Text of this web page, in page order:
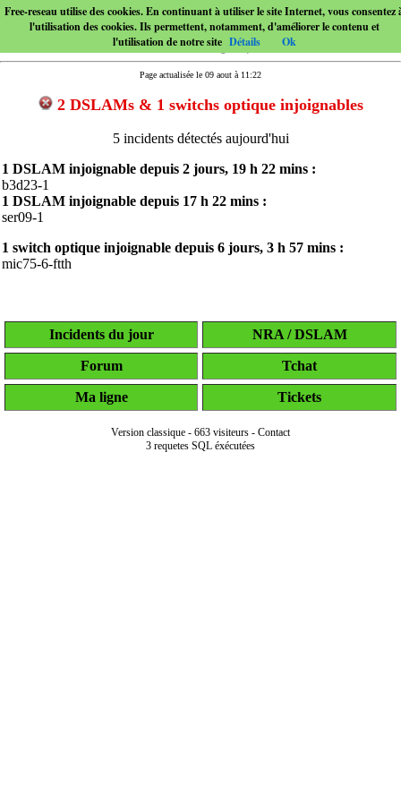
Page actualisée le 09 aout à 11:22
2 DSLAMs & 1 switchs optique injoignables
5 incidents détectés aujourd'hui
1 DSLAM injoignable depuis 2 jours, 19 h 22 mins :
b3d23-1
1 DSLAM injoignable depuis 17 h 22 mins :
ser09-1
1 switch optique injoignable depuis 6 jours, 3 h 57 mins :
mic75-6-ftth
Incidents du jour NRA / DSLAM
Forum Tchat
Ma ligne Tickets
Version classique - 663 visiteurs - Contact
3 requetes SQL éxécutées
Free-reseau utilise des cookies. En continuant à utiliser le site Internet, vous consentez
l'utilisation des cookies. Ils permettent, notamment, d'améliorer le contenu et
l'utilisation de notre site Détails Ok